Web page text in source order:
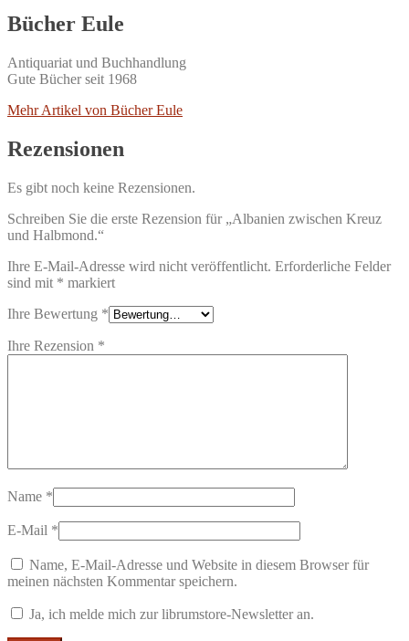
Bücher Eule
Antiquariat und Buchhandlung
Gute Bücher seit 1968
Mehr Artikel von Bücher Eule
Rezensionen
Es gibt noch keine Rezensionen.
Schreiben Sie die erste Rezension für „Albanien zwischen Kreuz
und Halbmond.“
Ihre E-Mail-Adresse wird nicht veröffentlicht. Erforderliche Felder
sind mit * markiert
Ihre Bewertung *
Ihre Rezension *
Name *
E-Mail *
Name, E-Mail-Adresse und Website in diesem Browser für
meinen nächsten Kommentar speichern.
Ja, ich melde mich zur librumstore-Newsletter an.